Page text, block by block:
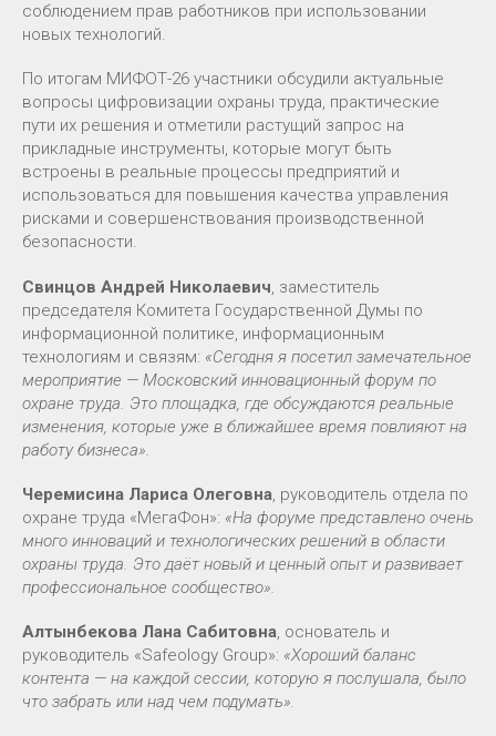
соблюдением прав работников при использовании
новых технологий.
По итогам МИФОТ-26 участники обсудили актуальные
вопросы цифровизации охраны труда, практические
пути их решения и отметили растущий запрос на
прикладные инструменты, которые могут быть
встроены в реальные процессы предприятий и
использоваться для повышения качества управления
рисками и совершенствования производственной
безопасности.
Свинцов Андрей Николаевич , заместитель
председателя Комитета Государственной Думы по
информационной политике, информационным
технологиям и связям: «Сегодня я посетил замечательное
мероприятие — Московский инновационный форум по
охране труда. Это площадка, где обсуждаются реальные
изменения, которые уже в ближайшее время повлияют на
работу бизнеса».
Черемисина Лариса Олеговна, руководитель отдела по
охране труда «МегаФон»: «На форуме представлено очень
много инноваций и технологических решений в области
охраны труда. Это даёт новый и ценный опыт и развивает
профессиональное сообщество».
Алтынбекова Лана Сабитовна, основатель и
руководитель «Safeology Group»: «Хороший баланс
контента — на каждой сессии, которую я послушала, было
что забрать или над чем подумать».